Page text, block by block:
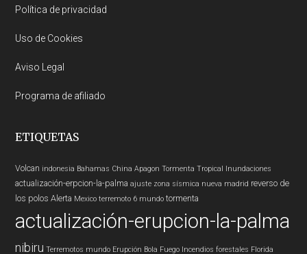
Política de privacidad
Uso de Cookies
Aviso Legal
Programa de afiliado
ETIQUETAS
Volcan indonesia Bahamas China Apagon Tormenta Tropical Inundaciones
actualización-erpcion-la-palma ajuste zona sísmica nueva madrid reverso de
los polos Alerta Mexico terremoto 6 mundo tormenta
actualización-erupcion-la-palma
nibiru Terremotos mundo Erupción Bola Fuego Incendios forestales Florida